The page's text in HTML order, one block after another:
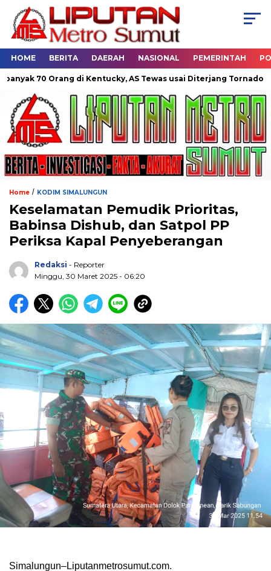
HOME BERITA DAERAH NASIONAL PEMERINTAH
70 Orang di Kentucky, AS Tewas usai Diterjang Tornado
Home / KODIM SIMALUNGUN
Keselamatan Pemudik Prioritas,
Babinsa Dishub, dan Satpol PP
Periksa Kapal Penyeberangan
Redaksi - Reporter
Minggu, 30 Maret 2025 - 06:20
Simalungun–Liputanmetrosumut.com.